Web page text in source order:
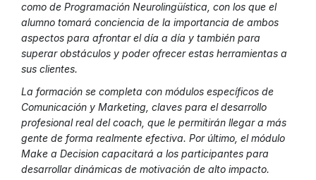
como de Programación Neurolingüística, con los que el
alumno tomará conciencia de la importancia de ambos
aspectos para afrontar el día a día y también para
superar obstáculos y poder ofrecer estas herramientas a
sus clientes.
La formación se completa con módulos específicos de
Comunicación y Marketing, claves para el desarrollo
profesional real del coach, que le permitirán llegar a más
gente de forma realmente efectiva. Por último, el módulo
Make a Decision capacitará a los participantes para
desarrollar dinámicas de motivación de alto impacto.